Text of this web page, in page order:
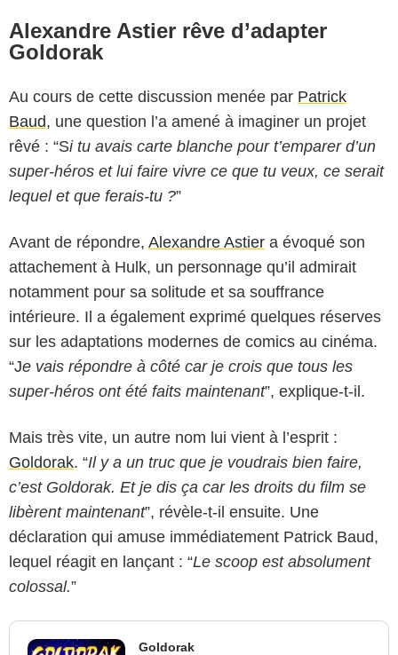
Alexandre Astier rêve d’adapter
Goldorak
Au cours de cette discussion menée par Patrick
Baud, une question l’a amené à imaginer un projet
rêvé : “Si tu avais carte blanche pour t’emparer d’un
super-héros et lui faire vivre ce que tu veux, ce serait
lequel et que ferais-tu ?”
Avant de répondre, Alexandre Astier a évoqué son
attachement à Hulk, un personnage qu’il admirait
notamment pour sa solitude et sa souffrance
intérieure. Il a également exprimé quelques réserves
sur les adaptations modernes de comics au cinéma.
“Je vais répondre à côté car je crois que tous les
super-héros ont été faits maintenant”, explique-t-il.
Mais très vite, un autre nom lui vient à l’esprit :
Goldorak. “Il y a un truc que je voudrais bien faire,
c’est Goldorak. Et je dis ça car les droits du film se
libèrent maintenant”, révèle-t-il ensuite. Une
déclaration qui amuse immédiatement Patrick Baud,
lequel réagit en lançant : “Le scoop est absolument
colossal.”
Goldorak